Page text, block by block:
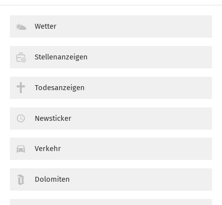
Wetter
Stellenanzeigen
Todesanzeigen
Newsticker
Verkehr
Dolomiten